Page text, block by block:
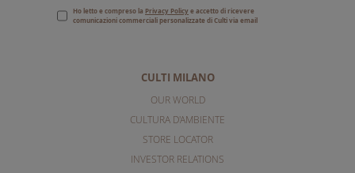
CULTI MILANO
OUR WORLD
CULTURA D'AMBIENTE
STORE LOCATOR
INVESTOR RELATIONS
Ho letto e compreso la Privacy Policye accetto di ricevere
comunicazioni commerciali personalizzate di Culti via email